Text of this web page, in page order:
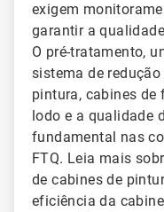
exigem
garantir a
O pré-tratamento,
sistema de redução
pintura, cabines
lodo e a qualidade
fundamental nas
FTQ. Leia mais
de cabines de
eficiência da